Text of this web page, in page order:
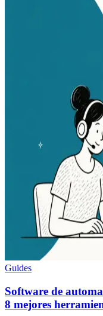
Guides
Software de
8 mejores